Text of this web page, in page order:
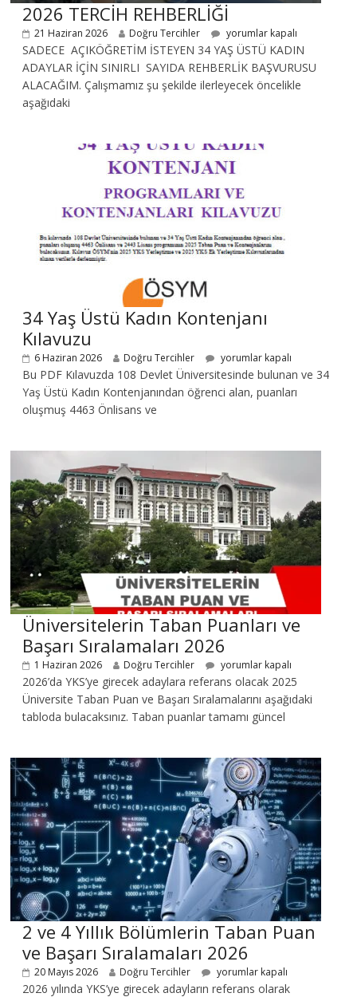
2026 TERCİH REHBERLİĞİ
21 Haziran 2026 Doğru Tercihler yorumlar kapalı
SADECE AÇIKÖĞRETİM İSTEYEN 34 YAŞ ÜSTÜ KADIN
ADAYLAR İÇİN SINIRLI SAYIDA REHBERLİK BAŞVURUSU
ALACAĞIM. Çalışmamız şu şekilde ilerleyecek öncelikle
aşağıdaki
34 Yaş Üstü Kadın Kontenjanı
Kılavuzu
6 Haziran 2026 Doğru Tercihler yorumlar kapalı
Bu PDF Kılavuzda 108 Devlet Üniversitesinde bulunan ve 34
Yaş Üstü Kadın Kontenjanından öğrenci alan, puanları
oluşmuş 4463 Önlisans ve
Üniversitelerin Taban Puanları ve
Başarı Sıralamaları 2026
1 Haziran 2026 Doğru Tercihler yorumlar kapalı
2026’da YKS’ye girecek adaylara referans olacak 2025
Üniversite Taban Puan ve Başarı Sıralamalarını aşağıdaki
tabloda bulacaksınız. Taban puanlar tamamı güncel
2 ve 4 Yıllık Bölümlerin Taban Puan
ve Başarı Sıralamaları 2026
20 Mayıs 2026 Doğru Tercihler yorumlar kapalı
2026 yılında YKS’ye girecek adayların referans olarak